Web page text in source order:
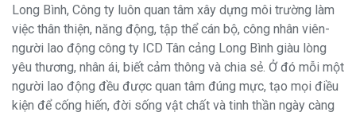
Long Bình, Công ty luôn quan tâm xây dựng môi trường làm
việc thân thiện, năng động, tập thể cán bộ, công nhân viên-
người lao động công ty ICD Tân cảng Long Bình giàu lòng
yêu thương, nhân ái, biết cảm thông và chia sẻ. Ở đó mỗi một
người lao động đều được quan tâm đúng mực, tạo mọi điều
kiện để cống hiến, đời sống vật chất và tinh thần ngày càng